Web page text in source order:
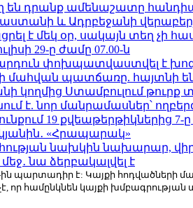
դրանք ամենաշատը
և Ադրբեջանի
է մեկ օր, սակայն տեղ չի
29-ը ժամը 07.00-ն
փոխպատվաստվել է
մահվան պատճառը. հայտնի
Ստամբուլում թուրք
է. նոր մանրամասներ՝
19 քվեաթերթիկներից 7-ը
«Հրապարակ»
նախկին նախարար,
նա ձերբակալվել է
ին պարտադիր է: Կայքի
որ համընկնեն կայքի